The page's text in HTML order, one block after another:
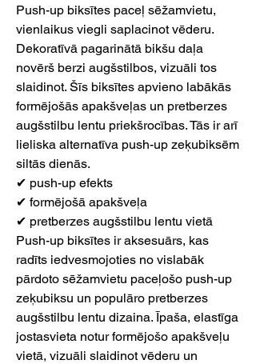
Push-up biksītes paceļ sēžamvietu,
vienlaikus viegli saplacinot vēderu.
Dekoratīvā pagarinātā bikšu daļa
novērš berzi augšstilbos, vizuāli tos
slaidinot. Šīs biksītes apvieno labākās
formējošās apakšveļas un pretberzes
augšstilbu lentu priekšrocības. Tās ir arī
lieliska alternatīva push-up zeķubiksēm
siltās dienās.
✔ push-up efekts
✔ formējošā apakšveļa
✔ pretberzes augšstilbu lentu vietā
Push-up biksītes ir aksesuārs, kas
radīts iedvesmojoties no vislabāk
pārdoto sēžamvietu paceļošo push-up
zeķubiksu un populāro pretberzes
augšstilbu lentu dizaina. Īpaša, elastīga
jostasvieta notur formējošo apakšveļu
vietā, vizuāli slaidinot vēderu un